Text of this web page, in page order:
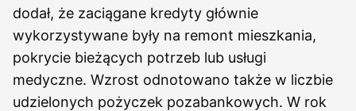
dodał, że zaciągane kredyty głównie
wykorzystywane były na remont mieszkania,
pokrycie bieżących potrzeb lub usługi
medyczne. Wzrost odnotowano także w liczbie
udzielonych pożyczek pozabankowych. W rok